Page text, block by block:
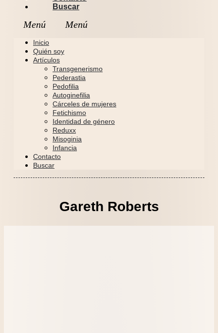
Buscar
Inicio
Quién soy
Artículos
Transgenerismo
Pederastia
Pedofilia
Autoginefilia
Cárceles de mujeres
Fetichismo
Identidad de género
Reduxx
Misoginia
Infancia
Contacto
Buscar
Gareth Roberts